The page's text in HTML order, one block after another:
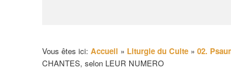
Vous êtes ici: Accueil » Liturgie du Culte » 02.
CHANTES, selon LEUR NUMERO